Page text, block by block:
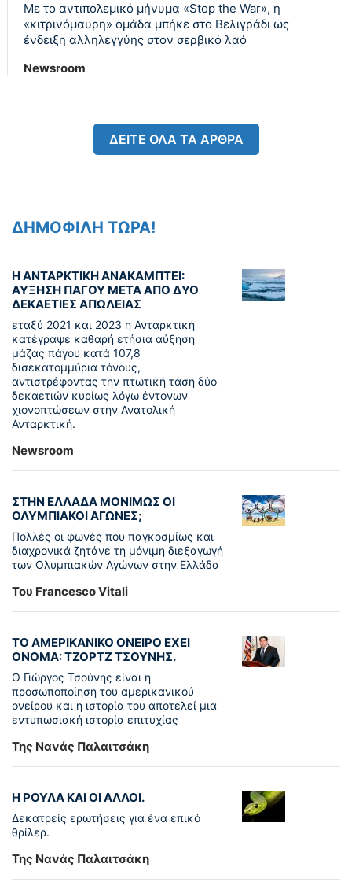
Με το αντιπολεμικό μήνυμα «Stop the War», η
«κιτρινόμαυρη» ομάδα μπήκε στο Βελιγράδι ως
ένδειξη αλληλεγγύης στον σερβικό λαό
Newsroom
ΔΕΙΤΕ ΟΛΑ ΤΑ ΑΡΘΡΑ
ΔΗΜΟΦΙΛΗ ΤΩΡΑ!
Η ΑΝΤΑΡΚΤΙΚΗ ΑΝΑΚΑΜΠΤΕΙ:
ΑΥΞΗΣΗ ΠΑΓΟΥ ΜΕΤΑ ΑΠΟ ΔΥΟ
ΔΕΚΑΕΤΙΕΣ ΑΠΩΛΕΙΑΣ
εταξύ 2021 και 2023 η Ανταρκτική
κατέγραψε καθαρή ετήσια αύξηση
μάζας πάγου κατά 107,8
δισεκατομμύρια τόνους,
αντιστρέφοντας την πτωτική τάση δύο
δεκαετιών κυρίως λόγω έντονων
χιονοπτώσεων στην Ανατολική
Ανταρκτική.
Newsroom
ΣΤΗΝ ΕΛΛΑΔΑ ΜΟΝΙΜΩΣ ΟΙ
ΟΛΥΜΠΙΑΚΟΙ ΑΓΩΝΕΣ;
Πολλές οι φωνές που παγκοσμίως και
διαχρονικά ζητάνε τη μόνιμη διεξαγωγή
των Ολυμπιακών Αγώνων στην Ελλάδα
Του Francesco Vitali
ΤΟ ΑΜΕΡΙΚΑΝΙΚΟ ΟΝΕΙΡΟ ΕΧΕΙ
ΟΝΟΜΑ: ΤΖΟΡΤΖ ΤΣΟΥΝΗΣ.
Ο Γιώργος Τσούνης είναι η
προσωποποίηση του αμερικανικού
ονείρου και η ιστορία του αποτελεί μια
εντυπωσιακή ιστορία επιτυχίας
Της Νανάς Παλαιτσάκη
Η ΡΟΥΛΑ ΚΑΙ ΟΙ ΑΛΛΟΙ.
Δεκατρείς ερωτήσεις για ένα επικό
θρίλερ.
Της Νανάς Παλαιτσάκη